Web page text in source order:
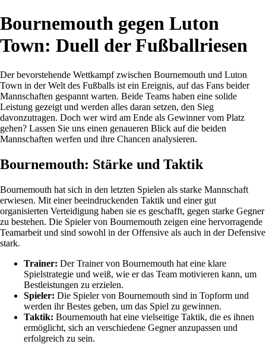
Bournemouth gegen Luton
Town: Duell der Fußballriesen
Der bevorstehende Wettkampf zwischen Bournemouth und Luton
Town in der Welt des Fußballs ist ein Ereignis, auf das Fans beider
Mannschaften gespannt warten. Beide Teams haben eine solide
Leistung gezeigt und werden alles daran setzen, den Sieg
davonzutragen. Doch wer wird am Ende als Gewinner vom Platz
gehen? Lassen Sie uns einen genaueren Blick auf die beiden
Mannschaften werfen und ihre Chancen analysieren.
Bournemouth: Stärke und Taktik
Bournemouth hat sich in den letzten Spielen als starke Mannschaft
erwiesen. Mit einer beeindruckenden Taktik und einer gut
organisierten Verteidigung haben sie es geschafft, gegen starke Gegner
zu bestehen. Die Spieler von Bournemouth zeigen eine hervorragende
Teamarbeit und sind sowohl in der Offensive als auch in der Defensive
stark.
Trainer: Der Trainer von Bournemouth hat eine klare
Spielstrategie und weiß, wie er das Team motivieren kann, um
Bestleistungen zu erzielen.
Spieler: Die Spieler von Bournemouth sind in Topform und
werden ihr Bestes geben, um das Spiel zu gewinnen.
Taktik: Bournemouth hat eine vielseitige Taktik, die es ihnen
ermöglicht, sich an verschiedene Gegner anzupassen und
erfolgreich zu sein.